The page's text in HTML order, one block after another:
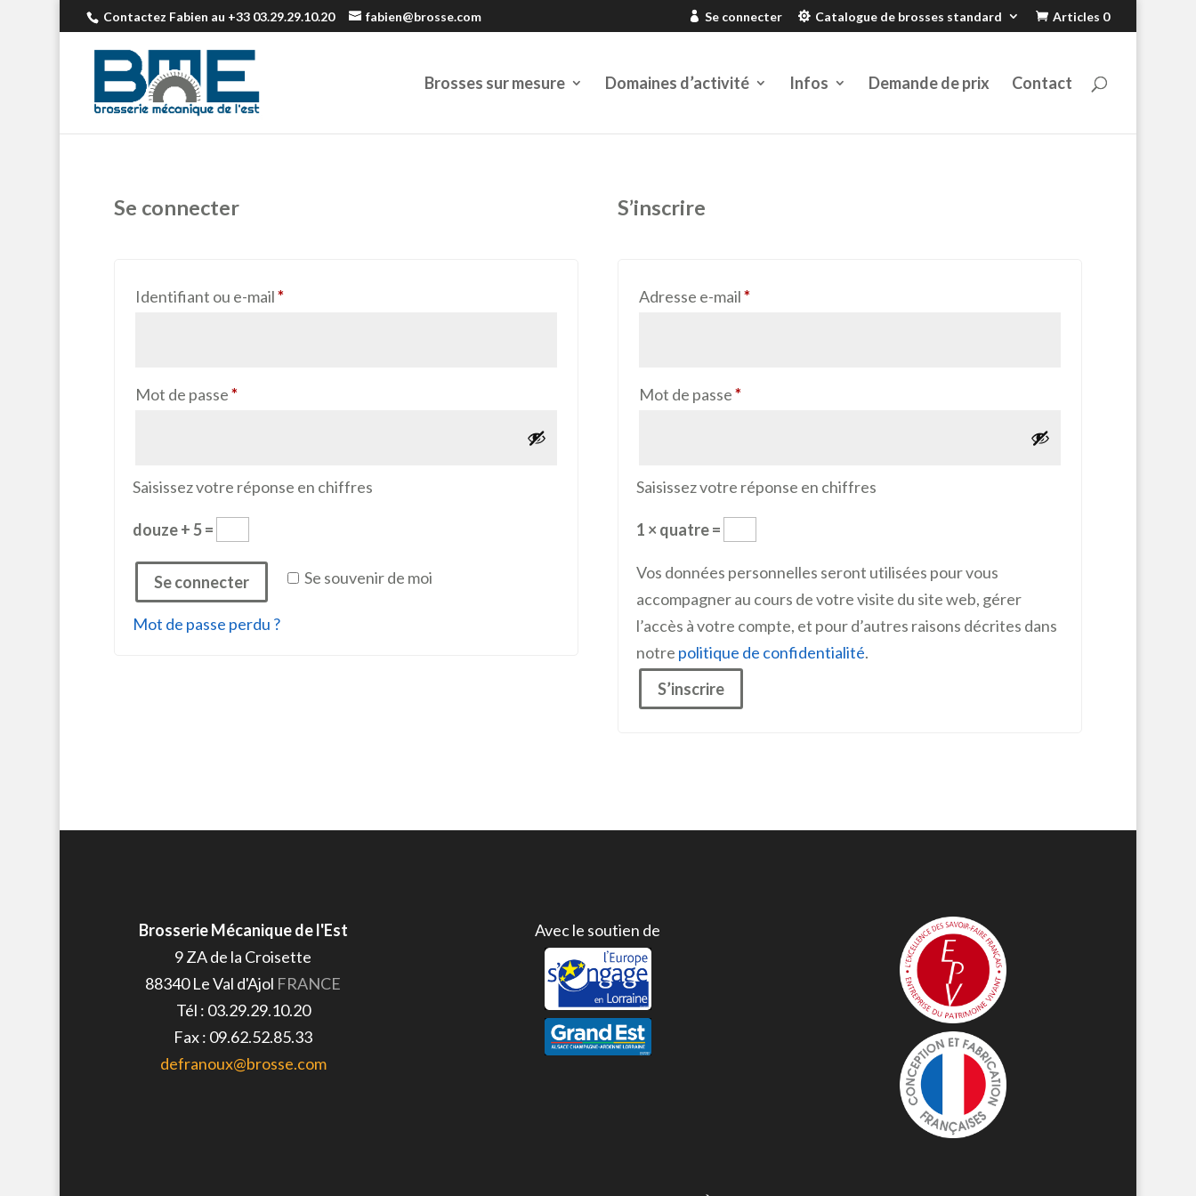
Contactez Fabien au +33 03.29.29.10.20 fabien@brosse.com Se connecter Catalogue de brosses standard Articles 0
Brosses sur mesure Domaines d’activité Infos Demande de prix Contact
Se connecter
Identifiant ou e-mail*Obligatoire
Mot de passe*Obligatoire
Saisissez votre réponse en chiffres
douze + 5 =
Se souvenir de moi
Se connecter
Mot de passe perdu ?
S’inscrire
Adresse e-mail*Obligatoire
Mot de passe*Obligatoire
Saisissez votre réponse en chiffres
1 × quatre =
Vos données personnelles seront utilisées pour vous
accompagner au cours de votre visite du site web, gérer
l’accès à votre compte, et pour d’autres raisons décrites dans
notre politique de confidentialité.
S’inscrire
Brosserie Mécanique de l'Est
9 ZA de la Croisette
88340 Le Val d'Ajol FRANCE
Tél : 03.29.29.10.20
Fax : 09.62.52.85.33
defranoux@brosse.com
Avec le soutien de